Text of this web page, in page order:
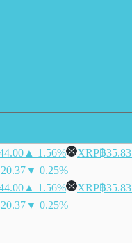
▲ 1.56% XRP฿35.83
▼ 0.25%
▲ 1.56% XRP฿35.83
▼ 0.25%